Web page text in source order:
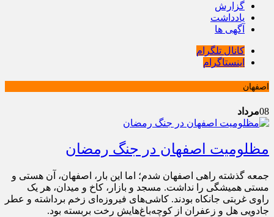
گزارش
یادداشت
آگهی ها
کانال تلگرام
اینستاگرام
اصفهان
08مرداد
مظلومیت اصفهان در جنگ رمضان
جمعه گذشته راهی اصفهان شدم؛ اما این بار، اصفهان، آن هستی و
مستی همیشگی را نداشت. مسجد و بازار، کاخ و میدان، هر یک
راوی غربتی جانکاه بودند. کاشی‌های فیروزه‌ای زخم برداشته و عطر
جادویی هل و زعفران از کوچه‌باغ‌هایش رخت بربسته بود.